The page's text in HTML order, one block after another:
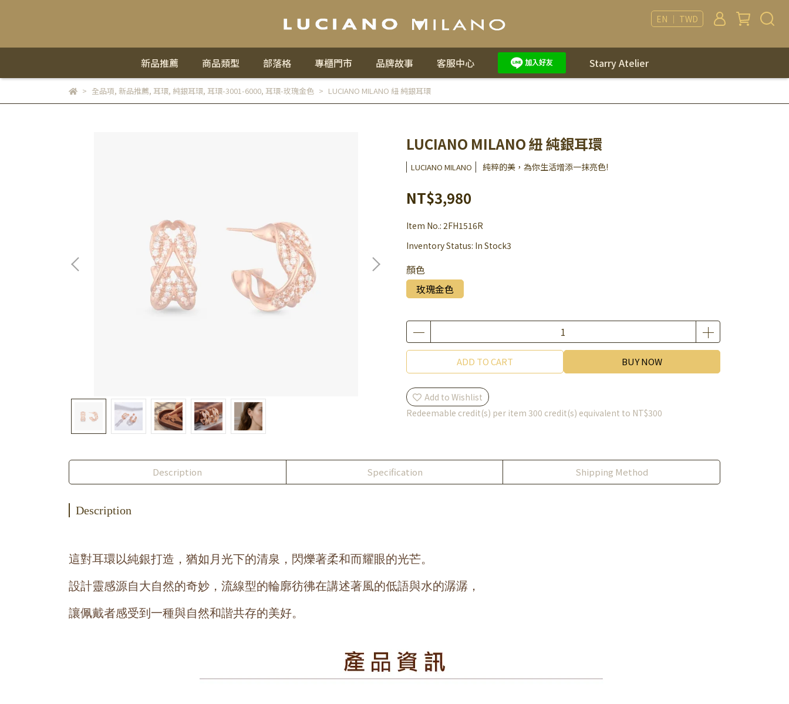
EN ｜ TWD
新品推薦 商品類型 部落格 專櫃門市 品牌故事 客服中心 Starry Atelier
全品項, 新品推薦, 耳環, 純銀耳環, 耳環-3001-6000, 耳環-玫瑰金色 LUCIANO MILANO 紐 純銀耳環
LUCIANO MILANO 紐 純銀耳環
LUCIANO MILANO 純粹的美，為你生活增添一抹亮色!
NT$3,980
Item No.: 2FH1516R
Inventory Status: In Stock3
顏色
玫瑰金色
ADD TO CART BUY NOW
Add to Wishlist
Redeemable credit(s) per item 300 credit(s) equivalent to NT$300
Description Specification Shipping Method
Description
這對耳環以純銀打造，猶如月光下的清泉，閃爍著柔和而耀眼的光芒。
設計靈感源自大自然的奇妙，流線型的輪廓彷彿在講述著風的低語與水的潺潺，
讓佩戴者感受到一種與自然和諧共存的美好。